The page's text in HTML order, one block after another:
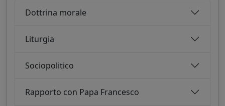
Dottrina morale
Liturgia
Sociopolitico
Rapporto con Papa Francesco